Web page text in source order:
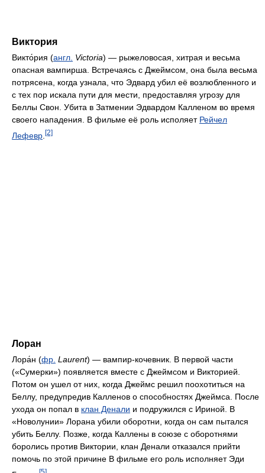
Виктория
Викто́рия (англ. Victoria) — рыжеловосая, хитрая и весьма
опасная вампирша. Встречаясь с Джеймсом, она была весьма
потрясена, когда узнала, что Эдвард убил её возлюбленного и
с тех пор искала пути для мести, предоставляя угрозу для
Беллы Свон. Убита в Затмении Эдвардом Калленом во время
своего нападения. В фильме её роль исполяет Рейчел
Лефевр [2]
Лоран
Лора́н (фр. Laurent) — вампир-кочевник. В первой части
(«Сумерки») появляется вместе с Джеймсом и Викторией.
Потом он ушел от них, когда Джеймс решил поохотиться на
Беллу, предупредив Калленов о способностях Джеймса. После
ухода он попал в клан Денали и подружился с Ириной. В
«Новолунии» Лорана убили оборотни, когда он сам пытался
убить Беллу. Позже, когда Каллены в союзе с оборотнями
боролись против Виктории, клан Денали отказался прийти
помочь по этой причине В фильме его роль исполняет Эди
[5]